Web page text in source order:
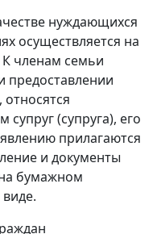
нуждающихся
осуществляется на
членам семьи
предоставлении
(супруга), его
прилагаются
и документы
бумажном